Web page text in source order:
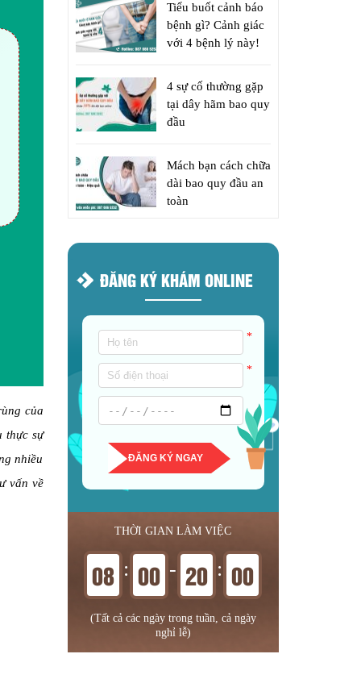
của
thực sự
nhiều
vấn về
Tiểu buốt cảnh báo
bệnh gì? Cảnh giác
với 4 bệnh lý này!
4 sự cố thường gặp
tại dây hãm bao quy
đầu
Mách bạn cách chữa
dài bao quy đầu an
toàn
ĐĂNG KÝ KHÁM ONLINE
*
*
ĐĂNG KÝ NGAY
THỜI GIAN LÀM VIỆC
08 : 00 - 20 : 00
(Tất cả các ngày trong tuần, cả ngày
nghỉ lễ)